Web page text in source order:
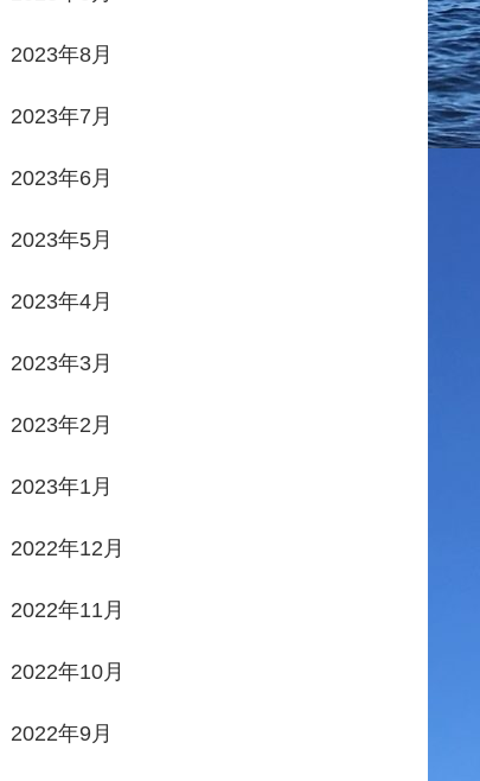
2023年8月
2023年7月
2023年6月
2023年5月
2023年4月
2023年3月
2023年2月
2023年1月
2022年12月
2022年11月
2022年10月
2022年9月